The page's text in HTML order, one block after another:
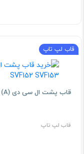
قاب لپ تاپ
قاب پشت ال سی دی (A) لپ تاپ سونی Sony SVF152 SVF153
قاب لپ تاپ